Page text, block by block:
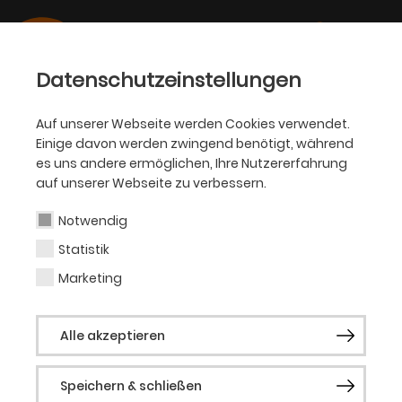
Datenschutzeinstellungen
Auf unserer Webseite werden Cookies verwendet.
Einige davon werden zwingend benötigt, während
es uns andere ermöglichen, Ihre Nutzererfahrung
auf unserer Webseite zu verbessern.
Notwendig
Statistik
Marketing
Alle akzeptieren
Speichern & schließen
12.02.2026 KJT
GROSSE TRÄUME, UNGLEICHE C
HANCEN: URAUFFÜHRUNG V
ON „JOB SAFARI“ IM K
INDER- UND J
UGENDTHEATER
Ein humorvolles und berührendes